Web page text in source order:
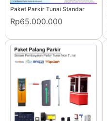
Paket Parkir Tunai Standar
Rp65.000.000